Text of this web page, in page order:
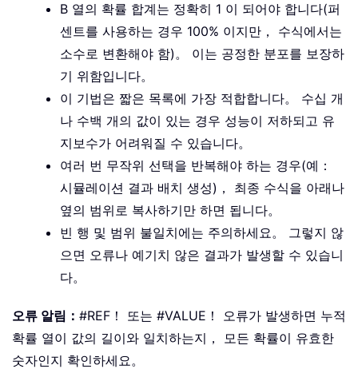
B 열의 확률 합계는 정확히 1 이 되어야 합니다(퍼
센트를 사용하는 경우 100% 이지만， 수식에서는
소수로 변환해야 함)。 이는 공정한 분포를 보장하
기 위함입니다。
이 기법은 짧은 목록에 가장 적합합니다。 수십 개
나 수백 개의 값이 있는 경우 성능이 저하되고 유
지보수가 어려워질 수 있습니다。
여러 번 무작위 선택을 반복해야 하는 경우(예：
시뮬레이션 결과 배치 생성)， 최종 수식을 아래나
옆의 범위로 복사하기만 하면 됩니다。
빈 행 및 범위 불일치에는 주의하세요。 그렇지 않
으면 오류나 예기치 않은 결과가 발생할 수 있습니
다。
오류 알림： #REF！ 또는 #VALUE！ 오류가 발생하면 누적
확률 열이 값의 길이와 일치하는지， 모든 확률이 유효한
숫자인지 확인하세요。